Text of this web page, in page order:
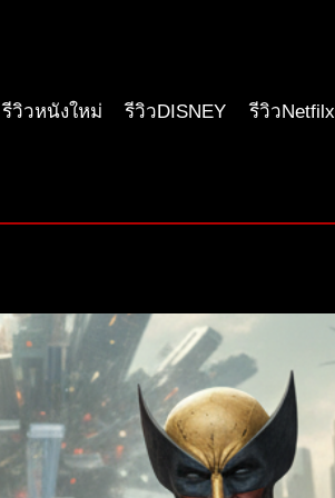
รีวิวหนังใหม่ รีวิวDISNEY รีวิวNetfilx